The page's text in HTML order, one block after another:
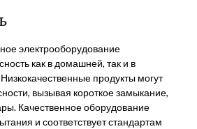
электрооборудование
как в домашней, так и в
продукты могут
вызывая короткое замыкание,
Качественное оборудование
и соответствует стандартам